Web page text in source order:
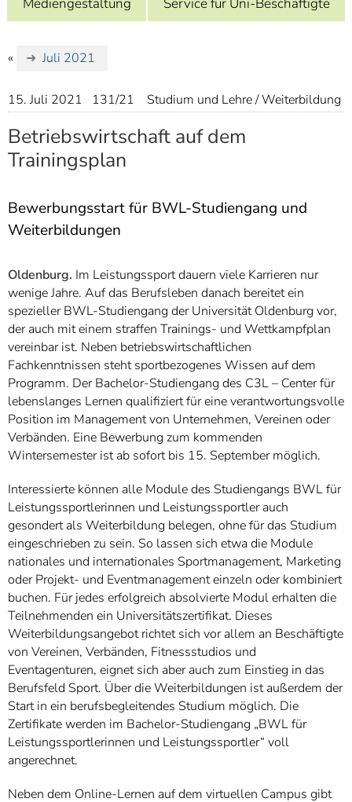
7]
Informationen zur
« Juli 2021
15. Juli 2021 131/21 Studium und Lehre / Weiterbildung
Betriebswirtschaft auf dem
Trainingsplan
Bewerbungsstart für BWL-Studiengang und
Weiterbildungen
Oldenburg. Im Leistungssport dauern viele Karrieren nur
wenige Jahre. Auf das Berufsleben danach bereitet ein
spezieller BWL-Studiengang der Universität Oldenburg vor,
der auch mit einem straffen Trainings- und Wettkampfplan
vereinbar ist. Neben betriebswirtschaftlichen
Fachkenntnissen steht sportbezogenes Wissen auf dem
Programm. Der Bachelor-Studiengang des C3L – Center für
lebenslanges Lernen qualifiziert für eine verantwortungsvolle
Position im Management von Unternehmen, Vereinen oder
Verbänden. Eine Bewerbung zum kommenden
Wintersemester ist ab sofort bis 15. September möglich.
Interessierte können alle Module des Studiengangs BWL für
Leistungssportlerinnen und Leistungssportler auch
gesondert als Weiterbildung belegen, ohne für das Studium
eingeschrieben zu sein. So lassen sich etwa die Module
nationales und internationales Sportmanagement, Marketing
oder Projekt- und Eventmanagement einzeln oder kombiniert
buchen. Für jedes erfolgreich absolvierte Modul erhalten die
Teilnehmenden ein Universitätszertifikat. Dieses
Weiterbildungsangebot richtet sich vor allem an Beschäftigte
von Vereinen, Verbänden, Fitnessstudios und
Eventagenturen, eignet sich aber auch zum Einstieg in das
Berufsfeld Sport. Über die Weiterbildungen ist außerdem der
Start in ein berufsbegleitendes Studium möglich. Die
Zertifikate werden im Bachelor-Studiengang „BWL für
Leistungssportlerinnen und Leistungssportler“ voll
angerechnet.
Neben dem Online-Lernen auf dem virtuellen Campus gibt